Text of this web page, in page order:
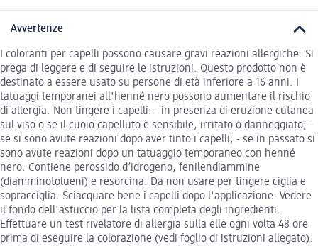
Avvertenze
I coloranti per capelli possono causare gravi reazioni allergiche. Si
prega di leggere e di seguire le istruzioni. Questo prodotto non è
destinato a essere usato su persone di età inferiore a 16 anni. I
tatuaggi temporanei all'henné nero possono aumentare il rischio
di allergia. Non tingere i capelli: - in presenza di eruzione cutanea
sul viso o se il cuoio capelluto è sensibile, irritato o danneggiato; -
se si sono avute reazioni dopo aver tinto i capelli; - se in passato si
sono avute reazioni dopo un tatuaggio temporaneo con henné
nero. Contiene perossido d’idrogeno, fenilendiammine
(diamminotolueni) e resorcina. Da non usare per tingere ciglia e
sopracciglia. Sciacquare bene i capelli dopo l'applicazione. Vedere
il fondo dell'astuccio per la lista completa degli ingredienti.
Effettuare un test rivelatore di allergia sulla elle ogni volta 48 ore
prima di eseguire la colorazione (vedi foglio di istruzioni allegato).